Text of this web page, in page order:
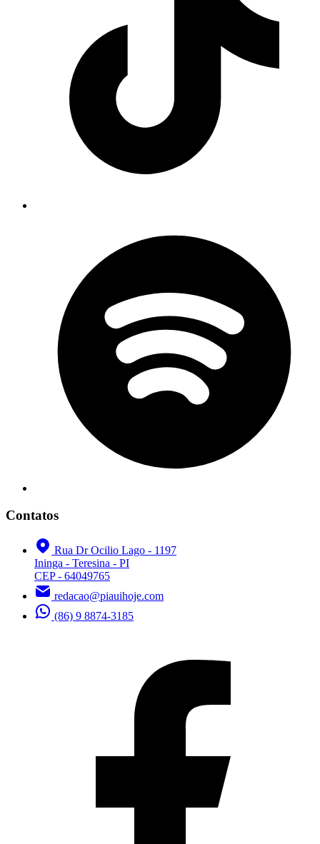
Contatos
Rua Dr Ocilio Lago - 1197
Ininga - Teresina - PI
CEP - 64049765
redacao@piauihoje.com
(86) 9 8874-3185